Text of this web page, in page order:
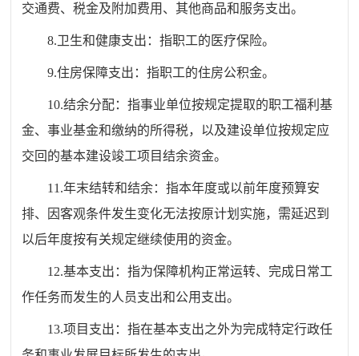
交通费、税金及附加费用、其他商品和服务支出。
8.卫生和健康支出：指职工的医疗保险。
9.住房保障支出：指职工的住房公积金。
10.结余分配：指事业单位按规定提取的职工福利基
金、事业基金和缴纳的所得税，以及建设单位按规定应
交回的基本建设竣工项目结余资金。
11.年末结转和结余：指本年度或以前年度预算安
排、因客观条件发生变化无法按原计划实施，需延迟到
以后年度按有关规定继续使用的资金。
12.基本支出：指为保障机构正常运转、完成日常工
作任务而发生的人员支出和公用支出。
13.项目支出：指在基本支出之外为完成特定行政任